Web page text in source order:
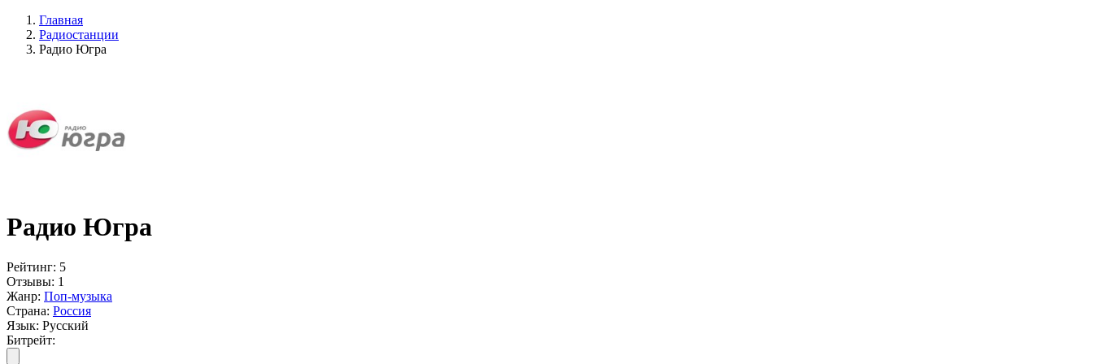
Главная
Радиостанции
Радио Югра
Радио Югра
Рейтинг: 5
Отзывы: 1
Жанр: Поп-музыка
Страна: Россия
Язык: Русский
Битрейт: